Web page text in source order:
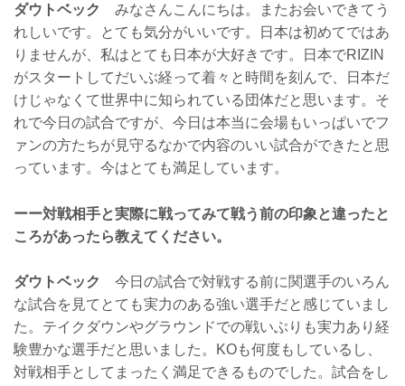
ダウトベック
みなさんこんにちは。またお会いできてう
れしいです。とても気分がいいです。日本は初めてではあ
りませんが、私はとても日本が大好きです。日本でRIZIN
がスタートしてだいぶ経って着々と時間を刻んで、日本だ
けじゃなくて世界中に知られている団体だと思います。そ
れで今日の試合ですが、今日は本当に会場もいっぱいでフ
ァンの方たちが見守るなかで内容のいい試合ができたと思
っています。今はとても満足しています。
ーー対戦相手と実際に戦ってみて戦う前の印象と違ったと
ころがあったら教えてください。
ダウトベック
今日の試合で対戦する前に関選手のいろん
な試合を見てとても実力のある強い選手だと感じていまし
た。テイクダウンやグラウンドでの戦いぶりも実力あり経
験豊かな選手だと思いました。KOも何度もしているし、
対戦相手としてまったく満足できるものでした。試合をし